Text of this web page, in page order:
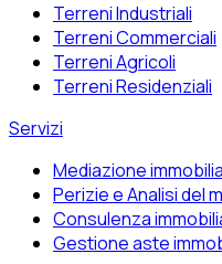
Terreni Industriali
Terreni Commerciali
Terreni Agricoli
Terreni Residenziali
Servizi
Mediazione
Perizie e Analisi del
Consulenza
Gestione aste